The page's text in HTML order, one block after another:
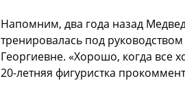
Напомним, два года назад
тренировалась под
Георгиевне. «Хорошо, когда все
20-летняя фигуристка